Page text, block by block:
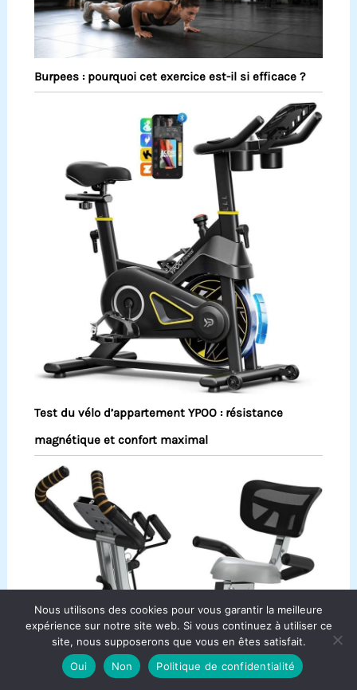
Burpees : pourquoi cet exercice est-il si efficace ?
Test du vélo d’appartement YPOO : résistance
magnétique et confort maximal
Nous utilisons des cookies pour vous garantir la meilleure
expérience sur notre site web. Si vous continuez à utiliser ce
site, nous supposerons que vous en êtes satisfait.
Oui
Non Politique de confidentialité